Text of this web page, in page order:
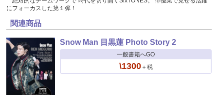
にフォーカスした第１弾！
関連商品
Snow Man 目黒蓮 Photo Story 2
一般書籍へGO
\1300＋税